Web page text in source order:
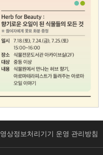
영상정보처리기기 운영 관리방침